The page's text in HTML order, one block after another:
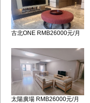
古北ONE RMB26000元/月
太陽廣場 RMB26000元/月